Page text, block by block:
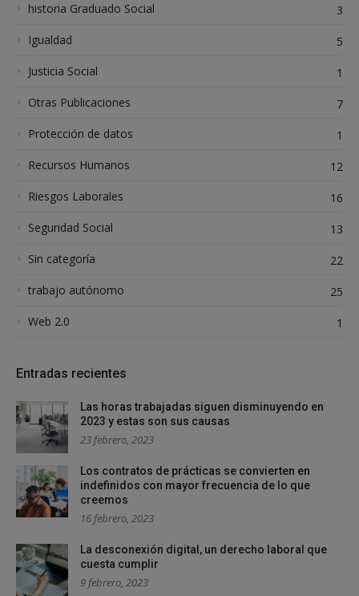
historia Graduado Social
3
Igualdad
5
Justicia Social
1
Otras Publicaciones
7
Protección de datos
1
Recursos Humanos
12
Riesgos Laborales
16
Seguridad Social
13
Sin categoría
22
trabajo autónomo
25
Web 2.0
1
Entradas recientes
Las horas trabajadas siguen disminuyendo en
2023 y estas son sus causas
23 febrero, 2023
Los contratos de prácticas se convierten en
indefinidos con mayor frecuencia de lo que
creemos
16 febrero, 2023
La desconexión digital, un derecho laboral que
cuesta cumplir
9 febrero, 2023